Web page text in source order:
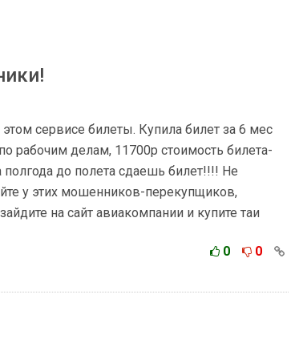
сервисе билеты. Купила билет за 6 мес
рабочим делам, 11700р стоимость билета-
до полета сдаешь билет!!!! Не
у этих мошенников-перекупщиков,
на сайт авиакомпании и купите таи
0 0